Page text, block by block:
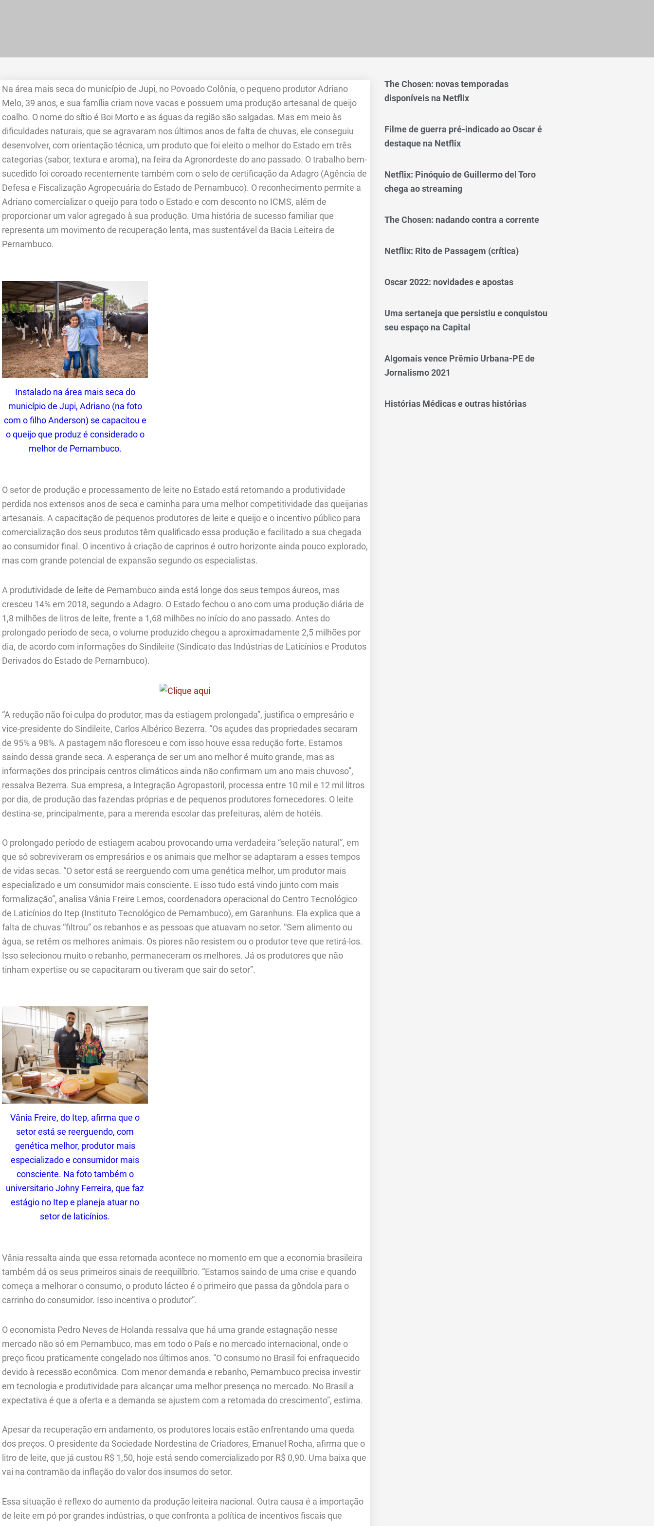
Na área mais seca do município de Jupi, no Povoado Colônia, o pequeno produtor Adriano
Melo, 39 anos, e sua família criam nove vacas e possuem uma produção artesanal de queijo
coalho. O nome do sítio é Boi Morto e as águas da região são salgadas. Mas em meio às
dificuldades naturais, que se agravaram nos últimos anos de falta de chuvas, ele conseguiu
desenvolver, com orientação técnica, um produto que foi eleito o melhor do Estado em três
categorias (sabor, textura e aroma), na feira da Agronordeste do ano passado. O trabalho bem-
sucedido foi coroado recentemente também com o selo de certificação da Adagro (Agência de
Defesa e Fiscalização Agropecuária do Estado de Pernambuco). O reconhecimento permite a
Adriano comercializar o queijo para todo o Estado e com desconto no ICMS, além de
proporcionar um valor agregado à sua produção. Uma história de sucesso familiar que
representa um movimento de recuperação lenta, mas sustentável da Bacia Leiteira de
Pernambuco.
Instalado na área mais seca do
município de Jupi, Adriano (na foto
com o filho Anderson) se capacitou e
o queijo que produz é considerado o
melhor de Pernambuco.
O setor de produção e processamento de leite no Estado está retomando a produtividade
perdida nos extensos anos de seca e caminha para uma melhor competitividade das queijarias
artesanais. A capacitação de pequenos produtores de leite e queijo e o incentivo público para
comercialização dos seus produtos têm qualificado essa produção e facilitado a sua chegada
ao consumidor final. O incentivo à criação de caprinos é outro horizonte ainda pouco explorado,
mas com grande potencial de expansão segundo os especialistas.
A produtividade de leite de Pernambuco ainda está longe dos seus tempos áureos, mas
cresceu 14% em 2018, segundo a Adagro. O Estado fechou o ano com uma produção diária de
1,8 milhões de litros de leite, frente a 1,68 milhões no início do ano passado. Antes do
prolongado período de seca, o volume produzido chegou a aproximadamente 2,5 milhões por
dia, de acordo com informações do Sindileite (Sindicato das Indústrias de Laticínios e Produtos
Derivados do Estado de Pernambuco).
“A redução não foi culpa do produtor, mas da estiagem prolongada”, justifica o empresário e
vice-presidente do Sindileite, Carlos Albérico Bezerra. “Os açudes das propriedades secaram
de 95% a 98%. A pastagem não floresceu e com isso houve essa redução forte. Estamos
saindo dessa grande seca. A esperança de ser um ano melhor é muito grande, mas as
informações dos principais centros climáticos ainda não confirmam um ano mais chuvoso”,
ressalva Bezerra. Sua empresa, a Integração Agropastoril, processa entre 10 mil e 12 mil litros
por dia, de produção das fazendas próprias e de pequenos produtores fornecedores. O leite
destina-se, principalmente, para a merenda escolar das prefeituras, além de hotéis.
O prolongado período de estiagem acabou provocando uma verdadeira “seleção natural”, em
que só sobreviveram os empresários e os animais que melhor se adaptaram a esses tempos
de vidas secas. “O setor está se reerguendo com uma genética melhor, um produtor mais
especializado e um consumidor mais consciente. E isso tudo está vindo junto com mais
formalização”, analisa Vânia Freire Lemos, coordenadora operacional do Centro Tecnológico
de Laticínios do Itep (Instituto Tecnológico de Pernambuco), em Garanhuns. Ela explica que a
falta de chuvas “filtrou” os rebanhos e as pessoas que atuavam no setor. “Sem alimento ou
água, se retêm os melhores animais. Os piores não resistem ou o produtor teve que retirá-los.
Isso selecionou muito o rebanho, permaneceram os melhores. Já os produtores que não
tinham expertise ou se capacitaram ou tiveram que sair do setor”.
Vânia Freire, do Itep, afirma que o
setor está se reerguendo, com
genética melhor, produtor mais
especializado e consumidor mais
consciente. Na foto também o
universitario Johny Ferreira, que faz
estágio no Itep e planeja atuar no
setor de laticínios.
Vânia ressalta ainda que essa retomada acontece no momento em que a economia brasileira
também dá os seus primeiros sinais de reequilíbrio. “Estamos saindo de uma crise e quando
começa a melhorar o consumo, o produto lácteo é o primeiro que passa da gôndola para o
carrinho do consumidor. Isso incentiva o produtor”.
O economista Pedro Neves de Holanda ressalva que há uma grande estagnação nesse
mercado não só em Pernambuco, mas em todo o País e no mercado internacional, onde o
preço ficou praticamente congelado nos últimos anos. “O consumo no Brasil foi enfraquecido
devido à recessão econômica. Com menor demanda e rebanho, Pernambuco precisa investir
em tecnologia e produtividade para alcançar uma melhor presença no mercado. No Brasil a
expectativa é que a oferta e a demanda se ajustem com a retomada do crescimento”, estima.
Apesar da recuperação em andamento, os produtores locais estão enfrentando uma queda
dos preços. O presidente da Sociedade Nordestina de Criadores, Emanuel Rocha, afirma que o
litro de leite, que já custou R$ 1,50, hoje está sendo comercializado por R$ 0,90. Uma baixa que
vai na contramão da inflação do valor dos insumos do setor.
Essa situação é reflexo do aumento da produção leiteira nacional. Outra causa é a importação
de leite em pó por grandes indústrias, o que confronta a política de incentivos fiscais que
The Chosen: novas temporadas
disponíveis na Netflix
Filme de guerra pré-indicado ao Oscar é
destaque na Netflix
Netflix: Pinóquio de Guillermo del Toro
chega ao streaming
The Chosen: nadando contra a corrente
Netflix: Rito de Passagem (crítica)
Oscar 2022: novidades e apostas
Uma sertaneja que persistiu e conquistou
seu espaço na Capital
Algomais vence Prêmio Urbana-PE de
Jornalismo 2021
Histórias Médicas e outras histórias